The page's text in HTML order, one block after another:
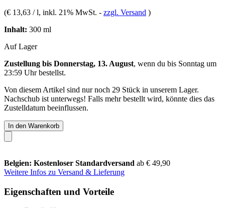
(€ 13,63 / l, inkl. 21% MwSt. - zzgl. Versand )
Inhalt: 300 ml
Auf Lager
Zustellung bis Donnerstag, 13. August, wenn du bis Sonntag um
23:59 Uhrbestellst.
Von diesem Artikel sind nur noch 29 Stück in unserem Lager.
Nachschub ist unterwegs! Falls mehr bestellt wird, könnte dies das
Zustelldatum beeinflussen.
In den Warenkorb
Belgien: Kostenloser Standardversand ab € 49,90
Weitere Infos zu Versand & Lieferung
Eigenschaften und Vorteile